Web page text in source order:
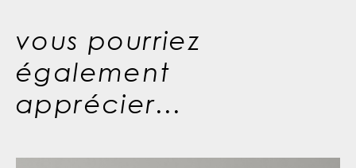
vous pourriez
également
apprécier...